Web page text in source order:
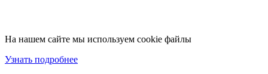
На нашем сайте мы используем cookie файлы
Узнать подробнее